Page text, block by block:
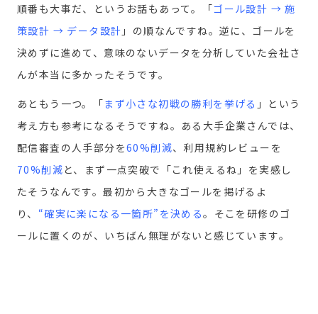
順番も大事だ、というお話もあって。 「ゴール設計 → 施
策設計 → データ設計 」 の順なんですね。逆に、ゴールを
決めずに進めて、意味のないデータを分析していた会社さ
んが本当に多かったそうです。
あともう一つ。 「まず小さな初戦の勝利を挙げる 」 という
考え方も参考になるそうですね。ある大手企業さんでは、
配信審査の人手部分を60%削減、利用規約レビューを
70%削減と、まず一点突破で「これ使えるね」を実感し
たそうなんです。最初から大きなゴールを掲げるよ
り、 “確実に楽になる一箇所”を決める。そこを研修のゴ
ールに置くのが、いちばん無理がないと感じています。